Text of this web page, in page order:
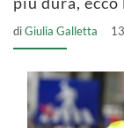
diGiulia Galletta